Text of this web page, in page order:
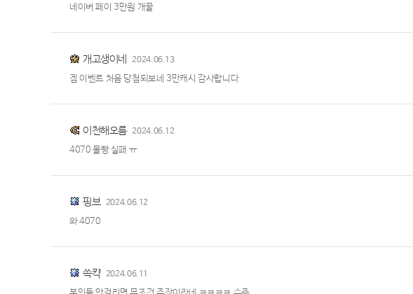
네이버 페이 3만원 개꿀
개고생이네 2024.06.13
겜 이벤트 처음 당첨되보네 3만캐시 감사합니다
이천해오름 2024.06.12
4070 몰빵 실패 ㅠ
핑브 2024.06.12
와 4070
쓱캭 2024.06.11